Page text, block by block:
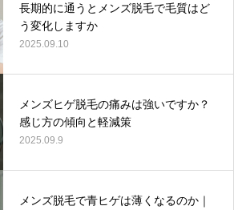
長期的に通うとメンズ脱毛で毛質はど
う変化しますか
2025.09.10
メンズヒゲ脱毛の痛みは強いですか？
感じ方の傾向と軽減策
2025.09.9
メンズ脱毛で青ヒゲは薄くなるのか｜